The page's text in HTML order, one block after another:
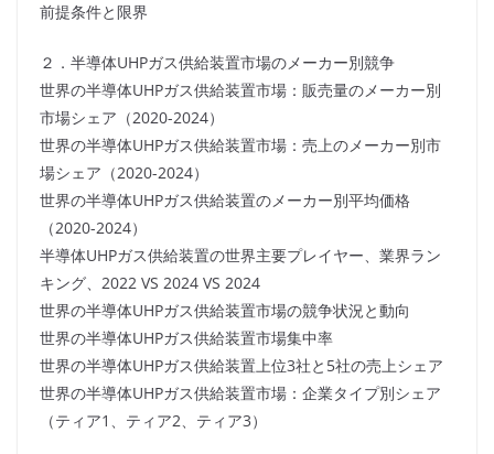
前提条件と限界
２．半導体UHPガス供給装置市場のメーカー別競争
世界の半導体UHPガス供給装置市場：販売量のメーカー別
市場シェア（2020-2024）
世界の半導体UHPガス供給装置市場：売上のメーカー別市
場シェア（2020-2024）
世界の半導体UHPガス供給装置のメーカー別平均価格
（2020-2024）
半導体UHPガス供給装置の世界主要プレイヤー、業界ラン
キング、2022 VS 2024 VS 2024
世界の半導体UHPガス供給装置市場の競争状況と動向
世界の半導体UHPガス供給装置市場集中率
世界の半導体UHPガス供給装置上位3社と5社の売上シェア
世界の半導体UHPガス供給装置市場：企業タイプ別シェア
（ティア1、ティア2、ティア3）